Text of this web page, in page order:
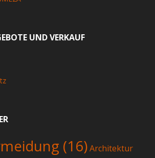
UND VERKAUF
(16)Architektur